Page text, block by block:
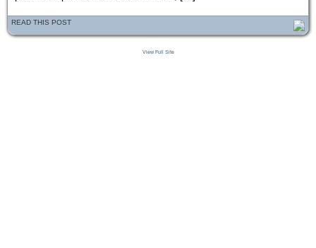
READ THIS POST
View Full Site